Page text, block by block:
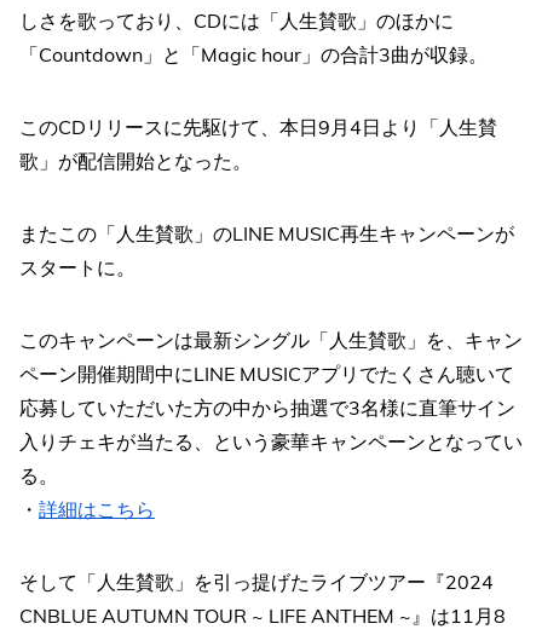
しさを歌っており、CDには「人生賛歌」のほかに
「Countdown」と「Magic hour」の合計3曲が収録。
このCDリリースに先駆けて、本日9月4日より「人生賛
歌」が配信開始となった。
またこの「人生賛歌」のLINE MUSIC再生キャンペーンが
スタートに。
このキャンペーンは最新シングル「人生賛歌」を、キャン
ペーン開催期間中にLINE MUSICアプリでたくさん聴いて
応募していただいた方の中から抽選で3名様に直筆サイン
入りチェキが当たる、という豪華キャンペーンとなってい
る。
・ 詳細はこちら
そして「人生賛歌」を引っ提げたライブツアー『2024
CNBLUE AUTUMN TOUR ~ LIFE ANTHEM ~』は11月8